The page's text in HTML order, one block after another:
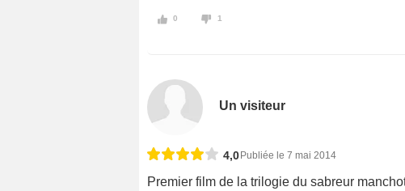
0 1
Un visiteur
4,0Publiée le 7 mai 2014
Premier film de la trilogie du sabreur